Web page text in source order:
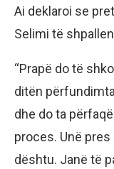
Ai deklaroi se
Selimi të
“Prapë do të
ditën
dhe do ta
proces. Unë
dështu. Janë të